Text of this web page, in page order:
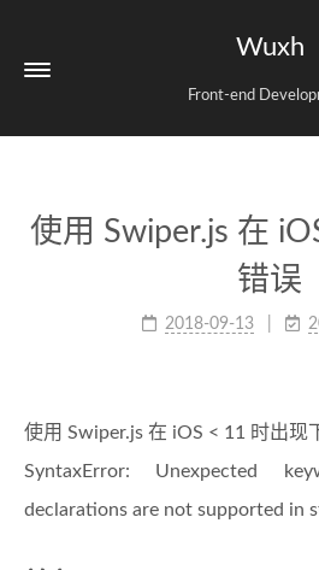
Wuxh
Front-end
使用 Swiper.js 在
错误
2018-09-13
使用 Swiper.js 在 iOS < 11 时出现
SyntaxError: Unexpected
declarations are not supported in